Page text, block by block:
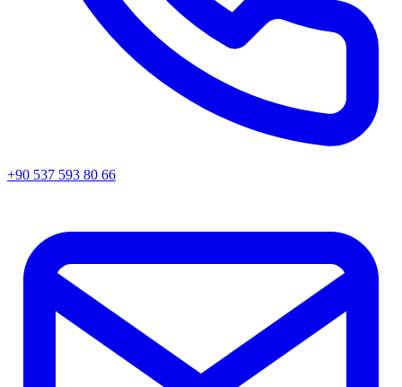
+90 537 593 80 66